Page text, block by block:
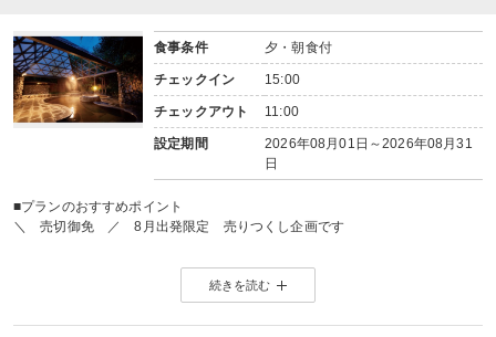
□彩り野菜の健康サラダ テリーヌ添え
□本日の地卵料理 若楠ポークのハムステーキとソーセージ
□背振高原牧場直送ヨーグルト
□フルーツとマフィン
□特選モーニングブレッド
□コーヒーまたは嬉野紅茶
※未就学～小学生のお子様も大人の方と同内容になります。
添い寝幼児（食事・布団なし）につきまして施設使用料がかかります。※施設
食事条件 夕・朝食付
チェックイン 15:00
チェックアウト 11:00
設定期間
2026年08月01日～2026年08月31
日
■プランのおすすめポイント
＼ 売切御免 ／ 8月出発限定 売りつくし企画です
◆ ◇ ◆ ◇ ◆ ◇ ◆ ◇ ◆
インターネット限定のおすすめプランです。
※店頭・電話・メールでのお問合せや申込みは出来ません。
◆ ◇ ◆ ◇ ◆ ◇ ◆ ◇ ◆
続きを読む